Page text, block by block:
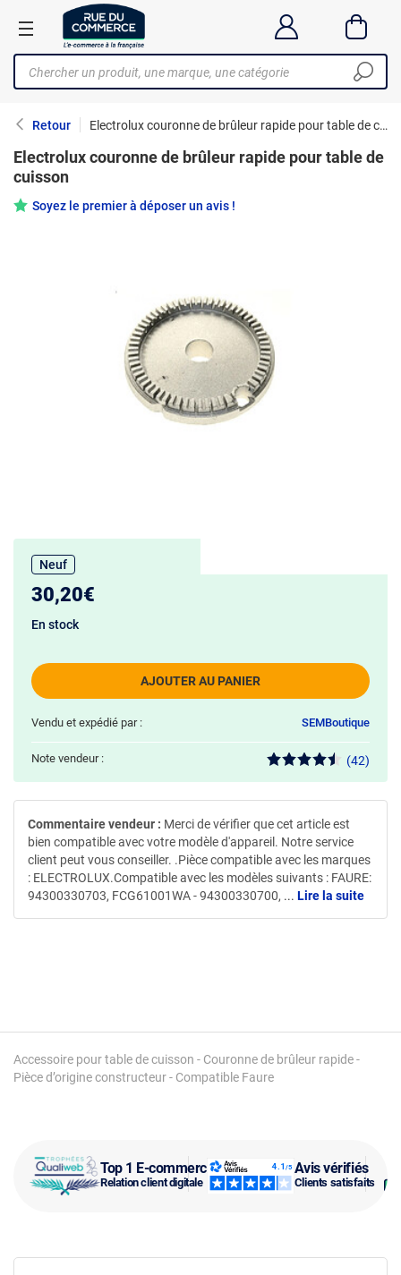
Retour Electrolux couronne de brûleur rapide pour table de cuisson
Top 1 E-commerce
Relation client digitale
Avis vérifiés
Clients satisfaits
Electrolux couronne de brûleur rapide pour table de
cuisson
Soyez le premier à déposer un avis !
Accessoire pour table de cuisson - Couronne de brûleur rapide -
Pièce d’origine constructeur - Compatible Faure
Neuf
30,20€
AJOUTER AU PANIER
En stock
Vendu et expédié par : SEMBoutique
Note vendeur : (42)
Commentaire vendeur : Merci de vérifier que cet article est
bien compatible avec votre modèle d'appareil. Notre service
client peut vous conseiller. .Pièce compatible avec les marques
: ELECTROLUX.Compatible avec les modèles suivants : FAURE:
94300330703, FCG61001WA - 94300330700, ... Lire la suite